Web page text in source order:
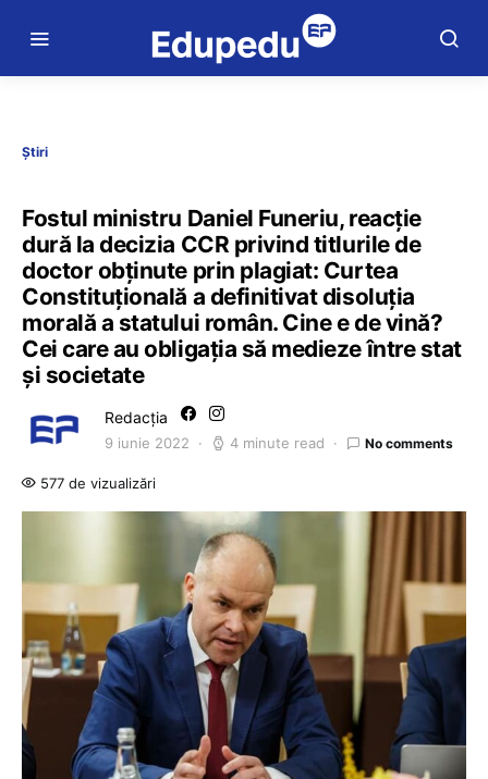
Știri
Fostul ministru Daniel Funeriu, reacție
dură la decizia CCR privind titlurile de
doctor obținute prin plagiat: Curtea
Constituțională a definitivat disoluția
morală a statului român. Cine e de vină?
Cei care au obligația să medieze între stat
și societate
Redacția
9 iunie 2022 4 minute read No comments
577 de vizualizări